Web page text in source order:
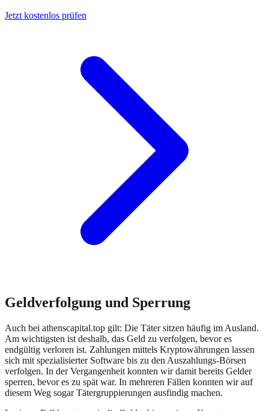
Jetzt kostenlos prüfen
Geldverfolgung und Sperrung
Auch bei athenscapital.top gilt: Die Täter sitzen häufig im Ausland.
Am wichtigsten ist deshalb, das Geld zu verfolgen, bevor es
endgültig verloren ist. Zahlungen mittels Kryptowährungen lassen
sich mit spezialisierter Software bis zu den Auszahlungs-Börsen
verfolgen. In der Vergangenheit konnten wir damit bereits Gelder
sperren, bevor es zu spät war. In mehreren Fällen konnten wir auf
diesem Weg sogar Tätergruppierungen ausfindig machen.